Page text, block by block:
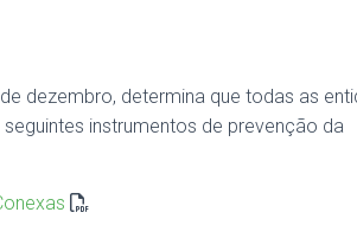
dezembro, determina que todas as
instrumentos de prevenção da